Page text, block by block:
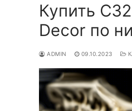
Купить
Decor по
ADMIN 09.10.2023